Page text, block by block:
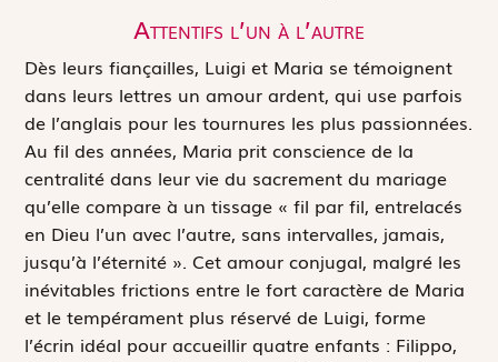
Attentifs l’un à l’autre
Dès leurs fiançailles, Luigi et Maria se témoignent
dans leurs lettres un amour ardent, qui use parfois
de l’anglais pour les tournures les plus passionnées.
Au fil des années, Maria prit conscience de la
centralité dans leur vie du sacrement du mariage
qu’elle compare à un tissage « fil par fil, entrelacés
en Dieu l’un avec l’autre, sans intervalles, jamais,
jusqu’à l’éternité ». Cet amour conjugal, malgré les
inévitables frictions entre le fort caractère de Maria
et le tempérament plus réservé de Luigi, forme
l’écrin idéal pour accueillir quatre enfants : Filippo,